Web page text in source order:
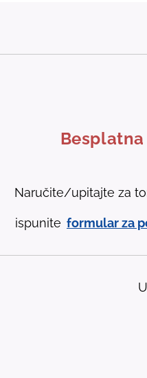
Naručite/upitajte za
ispunite formular za